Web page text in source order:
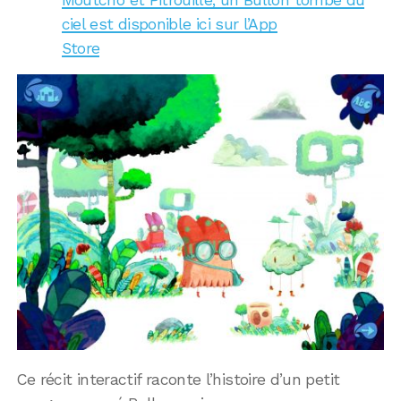
ciel est disponible ici sur l’App
Store
Ce récit interactif raconte l’histoire d’un petit